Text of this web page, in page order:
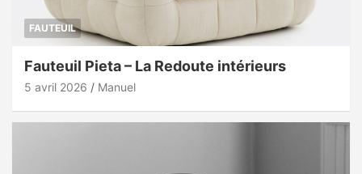
FAUTEUIL
Fauteuil Pieta – La Redoute intérieurs
5 avril 2026 Manuel